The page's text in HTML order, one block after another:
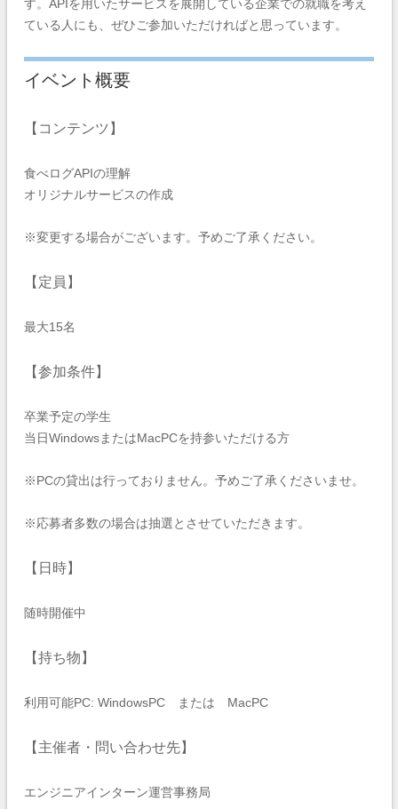
す。APIを用いたサービスを展開している企業での就職を考え
ている人にも、ぜひご参加いただければと思っています。
イベント概要
【コンテンツ】
食べログAPIの理解
オリジナルサービスの作成
※変更する場合がございます。予めご了承ください。
【定員】
最大15名
【参加条件】
卒業予定の学生
当日WindowsまたはMacPCを持参いただける方
※PCの貸出は行っておりません。予めご了承くださいませ。
※応募者多数の場合は抽選とさせていただきます。
【日時】
随時開催中
【持ち物】
利用可能PC: WindowsPC または MacPC
【主催者・問い合わせ先】
エンジニアインターン運営事務局